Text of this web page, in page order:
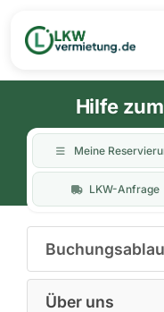
Hilfe
Meine
LKW-Anfrage
Über uns